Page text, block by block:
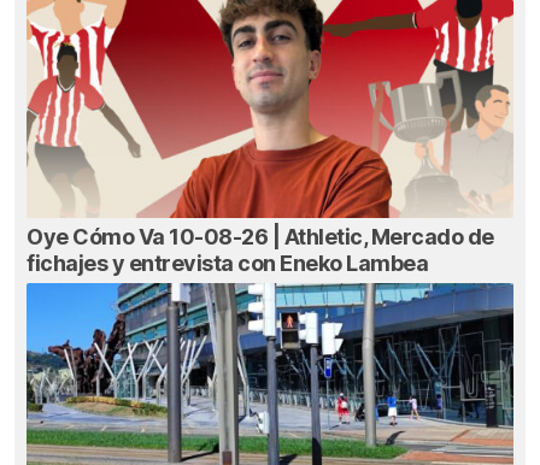
Oye Cómo Va 10-08-26 | Athletic, Mercado de
fichajes y entrevista con Eneko Lambea